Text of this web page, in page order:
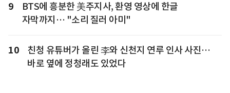
9
BTS에 흥분한 美주지사, 환영 영상에 한글
자막까지… "소리 질러 아미"
10
친청 유튜버가 올린 李와 신천지 연루 인사 사진…
바로 옆에 정청래도 있었다